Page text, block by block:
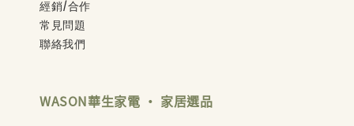
經銷/合作
常見問題
聯絡我們
WASON華生家電 ‧ 家居選品